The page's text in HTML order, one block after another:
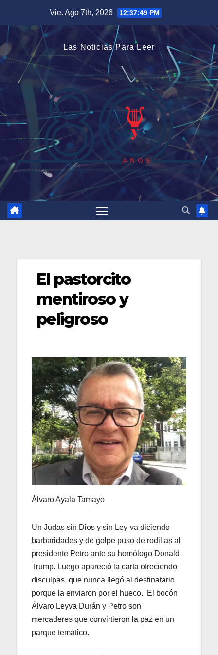
contenido
Vie. Ago 7th, 2026 12:37:50 PM
Las Noticias Para Leer
El pastorcito
mentiroso y
peligroso
Álvaro Ayala Tamayo
Un Judas sin Dios y sin Ley-va diciendo
barbaridades y de golpe puso de rodillas al
presidente Petro ante su homólogo Donald
Trump. Luego apareció la carta ofreciendo
disculpas, que nunca llegó al destinatario
porque la enviaron por el hueco. El bocón
Álvaro Leyva Durán y Petro son
mercaderes que convirtieron la paz en un
parque temático.